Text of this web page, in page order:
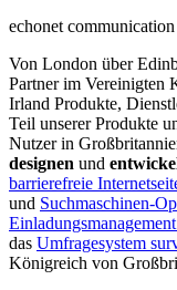
echonet
Von London über
Partner im Vereinigten
Irland Produkte,
Teil unserer Produkte
Nutzer in
designen und
barrierefreie
und Suchmaschinen-
das Umfragesystem
Königreich von